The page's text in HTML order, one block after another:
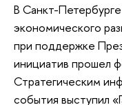
В Санкт-
экономического
при поддержке
инициатив прошел
Стратегическим
события выступил